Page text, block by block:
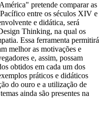
pretende comparar as
entre os séculos XIV e
e didática, será
Thinking, na qual os
Essa ferramenta permitirá
melhor as motivações e
e, assim, possam
obtidos em cada um dos
práticos e didáticos
do ouro e a utilização de
ainda são presentes na